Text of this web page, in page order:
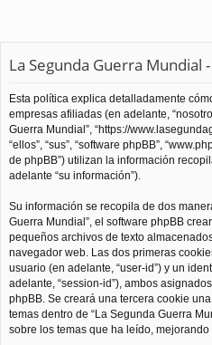
La Segunda Guerra Mundial
Esta política explica detalladamente
empresas afiliadas (en adelante,
Guerra Mundial”, “https://
“ellos”, “sus”, “software phpBB”,
de phpBB”) utilizan la información
adelante “su información”).
Su información se recopila de dos
Guerra Mundial”, el software phpBB
pequeños archivos de texto
navegador web. Las dos primeras
usuario (en adelante, “user-id”) y un
adelante, “session-id”), ambos
phpBB. Se creará una tercera cookie
temas dentro de “La Segunda Guerra
sobre los temas que ha leído,